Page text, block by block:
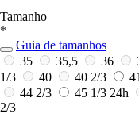
Tamanho
*
Guia de tamanhos
35
35,5 36
1/3
40 40 2/3
44 2/3
45 1/3 24h
2/3